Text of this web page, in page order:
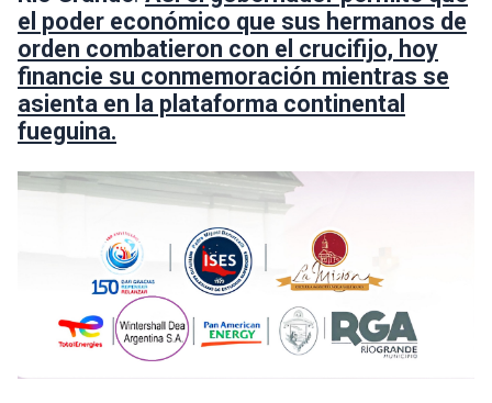
el poder económico que sus hermanos de
orden combatieron con el crucifijo, hoy
financie su conmemoración mientras se
asienta en la plataforma continental
fueguina.